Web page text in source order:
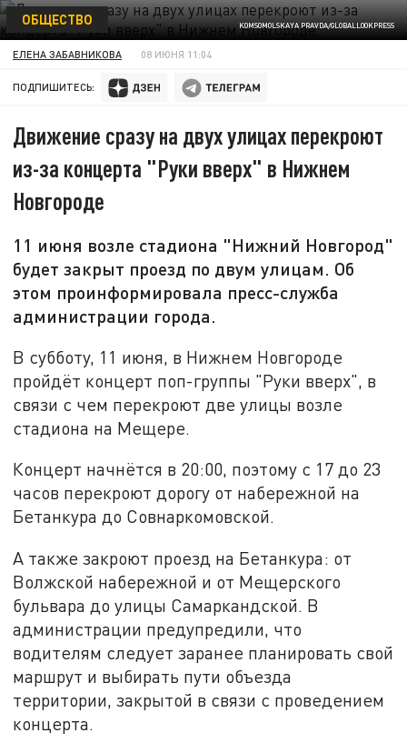
KOMSOMOLSKAYA PRAVDA/GLOBALLOOKPRESS
ОБЩЕСТВО
ЕЛЕНА ЗАБАВНИКОВА 08 ИЮНЯ 11:04
ПОДПИШИТЕСЬ:
Движение сразу на двух улицах перекроют
из-за концерта "Руки вверх" в Нижнем
Новгороде
11 июня возле стадиона "Нижний Новгород"
будет закрыт проезд по двум улицам. Об
этом проинформировала пресс-служба
администрации города.
В субботу, 11 июня, в Нижнем Новгороде
пройдёт концерт поп-группы "Руки вверх", в
связи с чем перекроют две улицы возле
стадиона на Мещере.
Концерт начнётся в 20:00, поэтому с 17 до 23
часов перекроют дорогу от набережной на
Бетанкура до Совнаркомовской.
А также закроют проезд на Бетанкура: от
Волжской набережной и от Мещерского
бульвара до улицы Самаркандской. В
администрации предупредили, что
водителям следует заранее планировать свой
маршрут и выбирать пути объезда
территории, закрытой в связи с проведением
концерта.